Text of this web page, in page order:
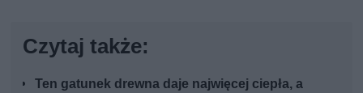
Czytaj także:
Ten gatunek drewna daje najwięcej ciepła, a